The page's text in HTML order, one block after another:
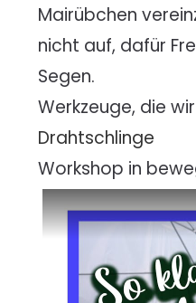
Mairübchen
nicht auf, dafür
Segen.
Werkzeuge, die
Drahtschlinge
Workshop in